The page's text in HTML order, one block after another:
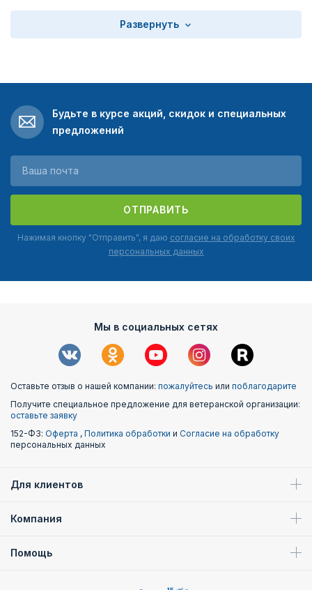
Развернуть
Будьте в курсе акций, скидок и специальных
предложений
ОТПРАВИТЬ
Нажимая кнопку "Отправить", я даю согласие на обработку своих
персональных данных
Мы в социальных сетях
Оставьте отзыв о нашей компании: пожалуйтесь или поблагодарите
Получите специальное предложение для ветеранской организации:
оставьте заявку
152-ФЗ: Оферта , Политика обработки и Согласие на обработку
персональных данных
Для клиентов
Компания
Помощь